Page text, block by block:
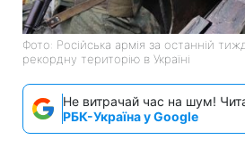
Фото: Російська армія за останній
рекордну територію в Україні
Не витрачай час на шум!
РБК-Україна у Google